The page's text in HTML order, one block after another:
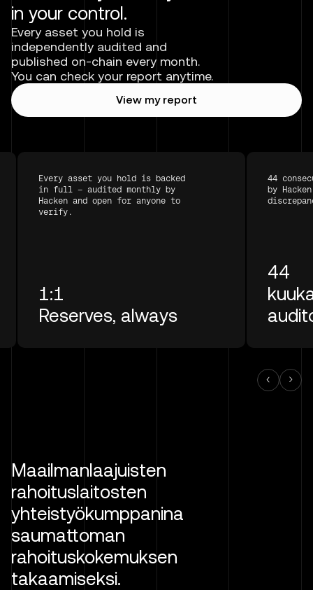
in your control.
Every asset you hold is
independently audited and
published on-chain every month.
You can check your report anytime.
View my report
Every asset you hold is backed
in full — audited monthly by
Hacken and open for anyone to
verify.
1:1
Reserves, always
44
by
44
Maailmanlaajuisten
rahoituslaitosten
yhteistyökumppanina
saumattoman
rahoituskokemuksen
takaamiseksi.